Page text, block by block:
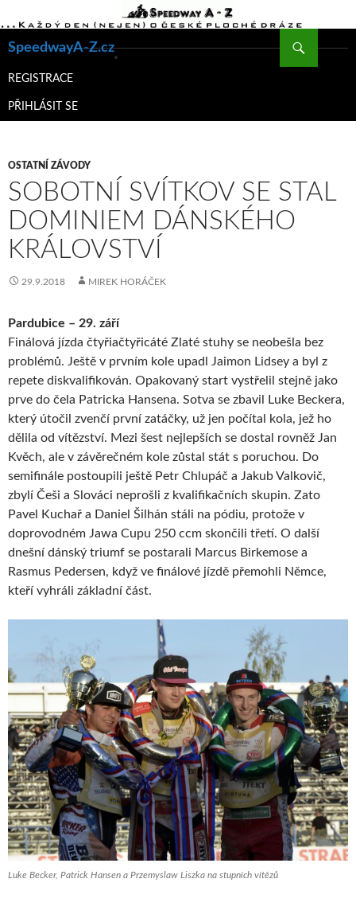
SpeedwayA-Z.cz
K
WEBU
REGISTRACE
PŘIHLÁSIT SE
OSTATNÍ ZÁVODY
SOBOTNÍ SVÍTKOV SE STAL
DOMINIEM DÁNSKÉHO
KRÁLOVSTVÍ
29.9.2018 MIREK HORÁČEK
Pardubice – 29. září
Finálová jízda čtyřiačtyřicáté Zlaté stuhy se neobešla bez
problémů. Ještě v prvním kole upadl Jaimon Lidsey a byl z
repete diskvalifikován. Opakovaný start vystřelil stejně jako
prve do čela Patricka Hansena. Sotva se zbavil Luke Beckera,
který útočil zvenčí první zatáčky, už jen počítal kola, jež ho
dělila od vítězství. Mezi šest nejlepších se dostal rovněž Jan
Kvěch, ale v závěrečném kole zůstal stát s poruchou. Do
semifinále postoupili ještě Petr Chlupáč a Jakub Valkovič,
zbylí Češi a Slováci neprošli z kvalifikačních skupin. Zato
Pavel Kuchař a Daniel Šilhán stáli na pódiu, protože v
doprovodném Jawa Cupu 250 ccm skončili třetí. O další
dnešní dánský triumf se postarali Marcus Birkemose a
Rasmus Pedersen, když ve finálové jízdě přemohli Němce,
kteří vyhráli základní část.
Luke Becker, Patrick Hansen a Przemyslaw Liszka na stupních vítězů